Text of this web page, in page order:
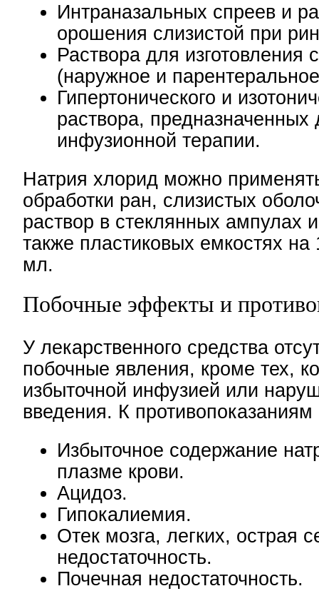
Интраназальных спреев и
орошения слизистой при
Раствора для изготовления
(наружное и
Гипертонического и
раствора, предназначенных
инфузионной терапии.
Натрия хлорид можно
обработки ран, слизистых
раствор в стеклянных ампулах
также пластиковых емкостях
мл.
Побочные эффекты и
У лекарственного средства
побочные явления, кроме тех,
избыточной инфузией или
введения. К противопоказаниям
Избыточное содержание
плазме крови.
Ацидоз.
Гипокалиемия.
Отек мозга, легких, острая
недостаточность.
Почечная недостаточность.